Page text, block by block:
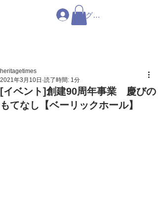
ログイン
[イベント]創建90周年事業 慶びの
もてなし【ベーリックホール】
heritagetimes
2021年3月10日 読了時間: 1分